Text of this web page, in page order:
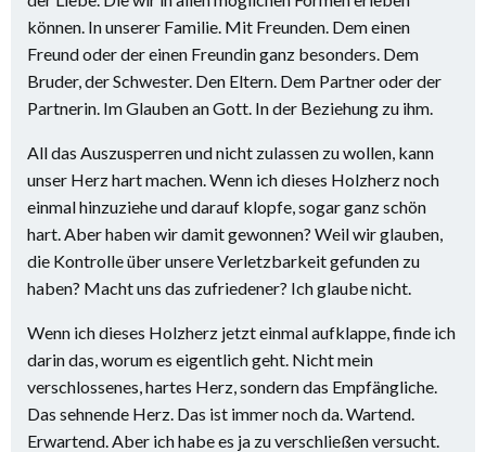
können. In unserer Familie. Mit Freunden. Dem einen
Freund oder der einen Freundin ganz besonders. Dem
Bruder, der Schwester. Den Eltern. Dem Partner oder der
Partnerin. Im Glauben an Gott. In der Beziehung zu ihm.
All das Auszusperren und nicht zulassen zu wollen, kann
unser Herz hart machen. Wenn ich dieses Holzherz noch
einmal hinzuziehe und darauf klopfe, sogar ganz schön
hart. Aber haben wir damit gewonnen? Weil wir glauben,
die Kontrolle über unsere Verletzbarkeit gefunden zu
haben? Macht uns das zufriedener? Ich glaube nicht.
Wenn ich dieses Holzherz jetzt einmal aufklappe, finde ich
darin das, worum es eigentlich geht. Nicht mein
verschlossenes, hartes Herz, sondern das Empfängliche.
Das sehnende Herz. Das ist immer noch da. Wartend.
Erwartend. Aber ich habe es ja zu verschließen versucht.